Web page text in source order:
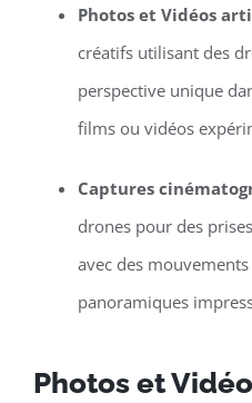
Photos et Vidéos
créatifs utilisant des
perspective unique
films ou vidéos
Captures
drones pour des
avec des
panoramiques
Photos et